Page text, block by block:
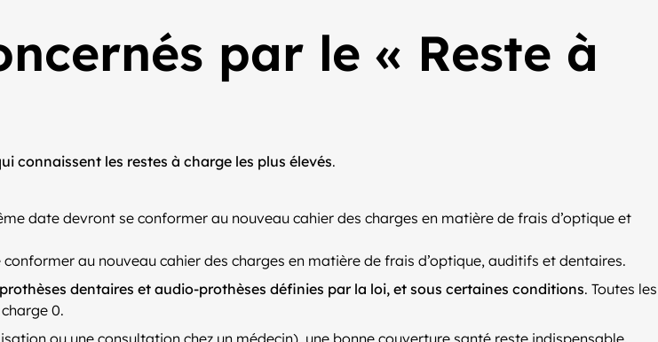
par le « Reste à
connaissent les restes à charge les plus élevés.
date devront se conformer au nouveau cahier des charges en matière de frais d’optique et
au nouveau cahier des charges en matière de frais d’optique, auditifs et dentaires.
dentaires et audio-prothèses définies par la loi, et sous certaines conditions. Toutes les
0.
ou une consultation chez un médecin), une bonne couverture santé reste indispensable.